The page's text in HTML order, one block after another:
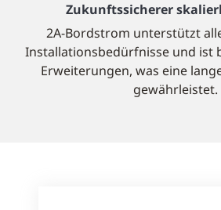
Zukunftssicherer
2A-Bordstrom unterstützt
Installationsbedürfnisse und ist
Erweiterungen, was eine
gewährleistet.